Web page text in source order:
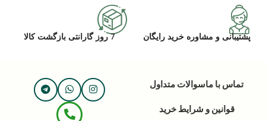
پشتیبانی و مشاوره خرید رایگان 7 روز گارانتی بازگشت کالا
تماس با ماسوالات متداول
قوانین و شرایط خرید